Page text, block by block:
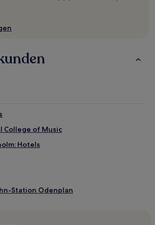
College of Music
Hotels
Station Odenplan